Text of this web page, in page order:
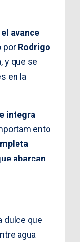
avance
por Rodrigo
y que se
en la
integra
abarcan
dulce que
agua